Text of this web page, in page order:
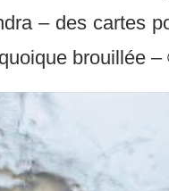
– des cartes
brouillée